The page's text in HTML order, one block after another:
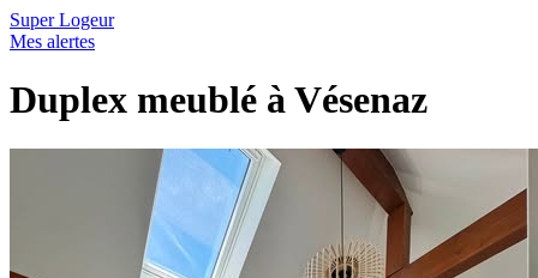
Super Logeur
Mes alertes
Duplex meublé à Vésenaz